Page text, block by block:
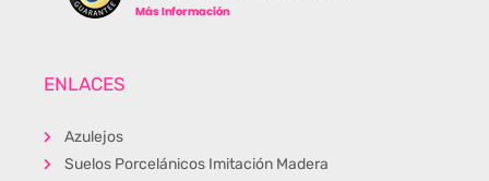
ENLACES
Azulejos
Suelos Porcelánicos Imitación Madera